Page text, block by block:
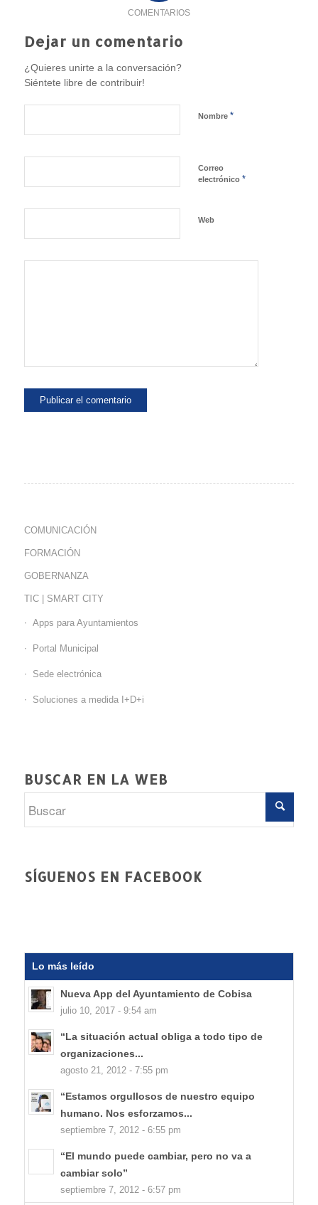
COMENTARIOS
Dejar un comentario
¿Quieres unirte a la conversación?
Siéntete libre de contribuir!
Nombre *
Correo
electrónico *
Web
COMUNICACIÓN
FORMACIÓN
GOBERNANZA
TIC | SMART CITY
Apps para Ayuntamientos
Portal Municipal
Sede electrónica
Soluciones a medida I+D+i
BUSCAR EN LA WEB
SÍGUENOS EN FACEBOOK
Lo más leído
Nueva App del Ayuntamiento de Cobisa
julio 10, 2017 - 9:54 am
“La situación actual obliga a todo tipo de
organizaciones...
agosto 21, 2012 - 7:55 pm
“Estamos orgullosos de nuestro equipo
humano. Nos esforzamos...
septiembre 7, 2012 - 6:55 pm
“El mundo puede cambiar, pero no va a
cambiar solo”
septiembre 7, 2012 - 6:57 pm